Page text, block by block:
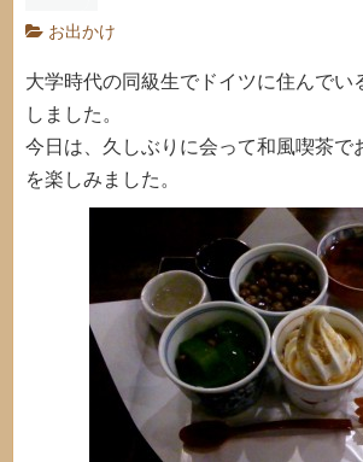
お出かけ
大学時代の同級生でドイツに住んでい
しました。
今日は、久しぶりに会って和風喫茶で
を楽しみました。